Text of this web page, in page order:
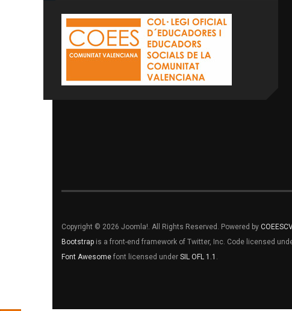
Copyright © 2026 Joomla!. All Rights Reserved. Powered by
Bootstrap is a front-end framework of Twitter, Inc. Code licensed
Font Awesome font licensed under SIL OFL 1.1 .